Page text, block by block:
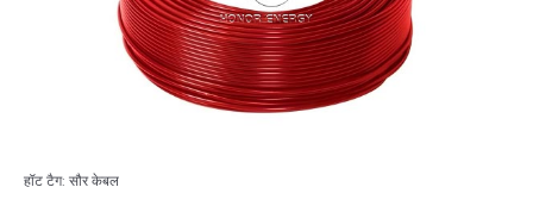
हॉट टैग: सौर केबल